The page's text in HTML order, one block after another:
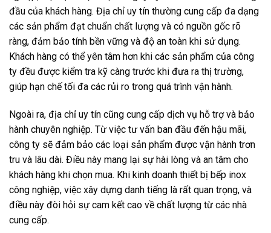
đầu của khách hàng. Địa chỉ uy tín thường cung cấp đa dạng
các sản phẩm đạt chuẩn chất lượng và có nguồn gốc rõ
ràng, đảm bảo tính bền vững và độ an toàn khi sử dụng.
Khách hàng có thể yên tâm hơn khi các sản phẩm của công
ty đều được kiểm tra kỹ càng trước khi đưa ra thị trường,
giúp hạn chế tối đa các rủi ro trong quá trình vận hành.
Ngoài ra, địa chỉ uy tín cũng cung cấp dịch vụ hỗ trợ và bảo
hành chuyên nghiệp. Từ việc tư vấn ban đầu đến hậu mãi,
công ty sẽ đảm bảo các loại sản phẩm được vận hành trơn
tru và lâu dài. Điều này mang lại sự hài lòng và an tâm cho
khách hàng khi chọn mua. Khi kinh doanh thiết bị bếp inox
công nghiệp, việc xây dựng danh tiếng là rất quan trọng, và
điều này đòi hỏi sự cam kết cao về chất lượng từ các nhà
cung cấp.